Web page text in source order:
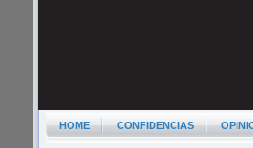
HOME CONFIDENCIAS